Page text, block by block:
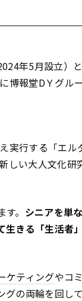
年5月設立）
博報堂DＹグル
実行する「エル
しい大人文化研
。 シニアを単
きる「生活者
ケティングやコ
の両輪を回し